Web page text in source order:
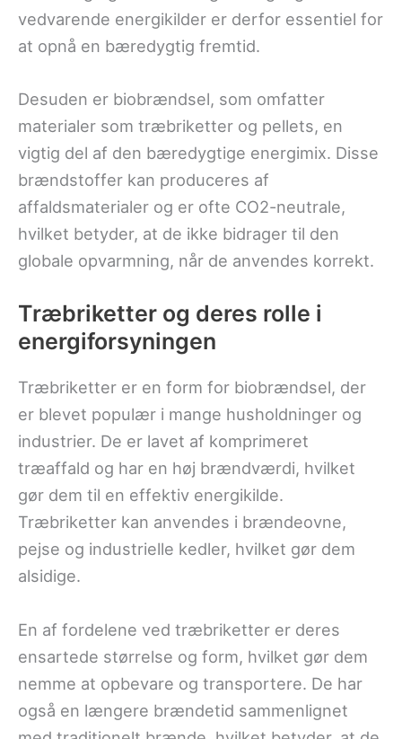
vedvarende energikilder er derfor essentiel for
at opnå en bæredygtig fremtid.
Desuden er biobrændsel, som omfatter
materialer som træbriketter og pellets, en
vigtig del af den bæredygtige energimix. Disse
brændstoffer kan produceres af
affaldsmaterialer og er ofte CO2-neutrale,
hvilket betyder, at de ikke bidrager til den
globale opvarmning, når de anvendes korrekt.
Træbriketter og deres rolle i
energiforsyningen
Træbriketter er en form for biobrændsel, der
er blevet populær i mange husholdninger og
industrier. De er lavet af komprimeret
træaffald og har en høj brændværdi, hvilket
gør dem til en effektiv energikilde.
Træbriketter kan anvendes i brændeovne,
pejse og industrielle kedler, hvilket gør dem
alsidige.
En af fordelene ved træbriketter er deres
ensartede størrelse og form, hvilket gør dem
nemme at opbevare og transportere. De har
også en længere brændetid sammenlignet